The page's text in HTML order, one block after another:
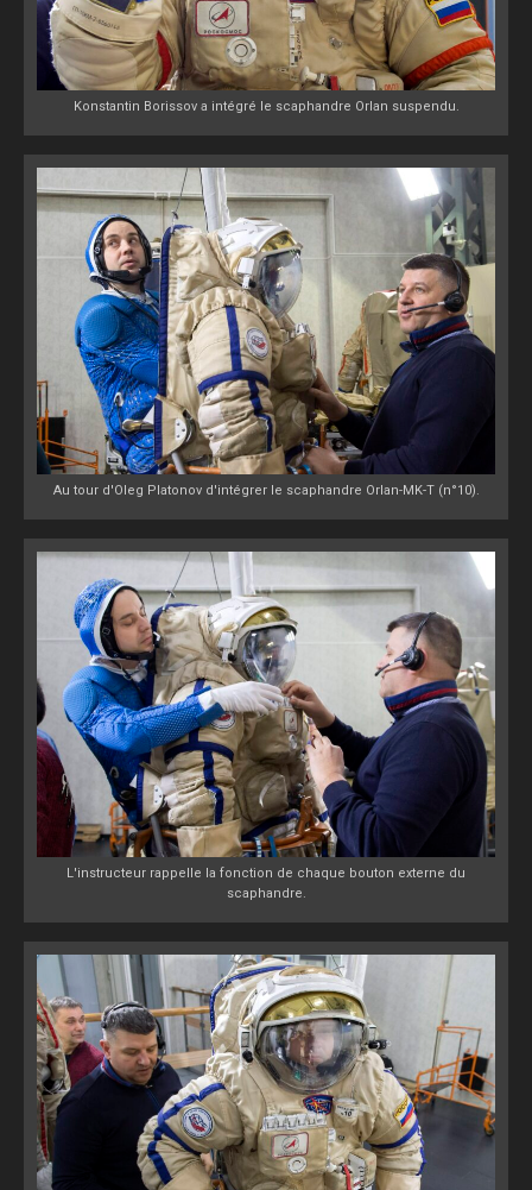
Konstantin Borissov a intégré le scaphandre Orlan suspendu.
Au tour d'Oleg Platonov d'intégrer le scaphandre Orlan-MK-T (n°10).
L'instructeur rappelle la fonction de chaque bouton externe du
scaphandre.